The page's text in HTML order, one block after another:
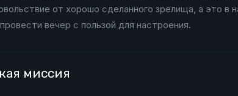
от хорошо сделанного зрелища, а это в
вечер с пользой для настроения.
миссия